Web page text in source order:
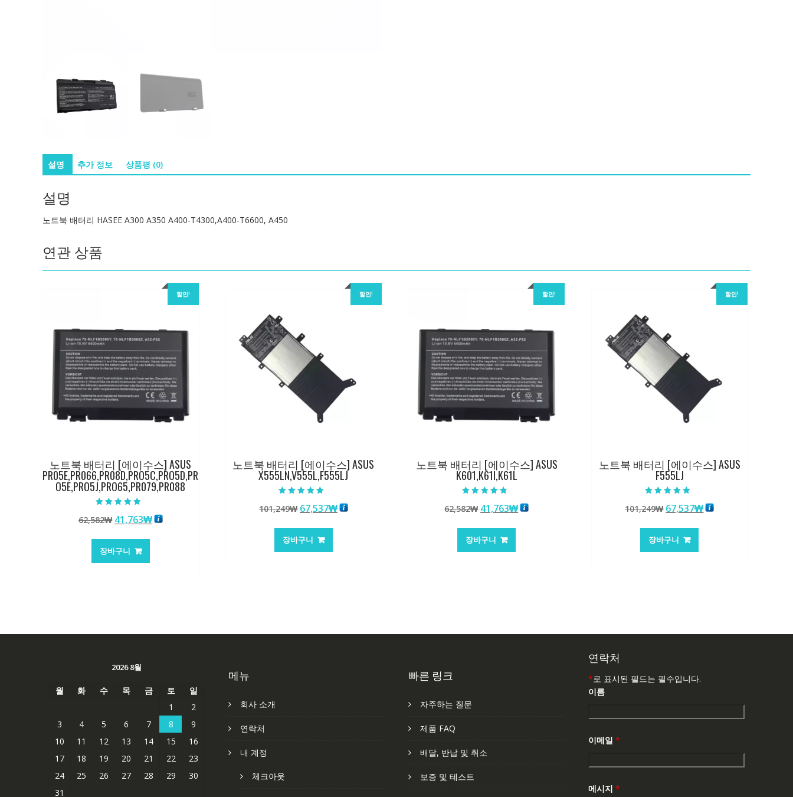
설명 추가 정보 상품평 (0)
설명
노트북 배터리 HASEE A300 A350 A400-T4300,A400-T6600, A450
연관 상품
할인!
노트북 배터리 [에이수스] ASUS
PR05E,PR066,PR08D,PRO5C,PRO5D,PR
O5E,PRO5J,PRO65,PR079,PR088
5.00
로 평가됨
62,582₩ 원
가
격:
41,763₩현
장바구니
할인!
노트북 배터리 [에이수스] ASUS
X555LN,V555L,F555LJ
5.00
로 평가됨
101,249₩ 원
가
격:
67,537₩현
장바구니
할인!
노트북 배터리 [에이수스] ASUS
K601,K61I,K61L
4.50
로 평가됨
62,582₩ 원
가
격:
41,763₩현
장바구니
할인!
노트북 배터리 [에이수스] ASUS
F555LJ
5.00
로 평가됨
101,249₩ 원
가
격:
67,537₩현
장바구니
2026 8월
월 화 수 목 금 토
일
1
2
3
4 5 6 7 8
9
10
11 12 13 14 15
16
17
18 19 20 21 22
23
24
25 26 27 28 29
30
31
메뉴
회사 소개
연락처
내 계정
체크아웃
빠른 링크
자주하는 질문
제품 FAQ
배달, 반납 및 취소
보증 및 테스트
연락처
*로 표시된 필드는 필수입니다.
이름
이메일 *
메시지 *